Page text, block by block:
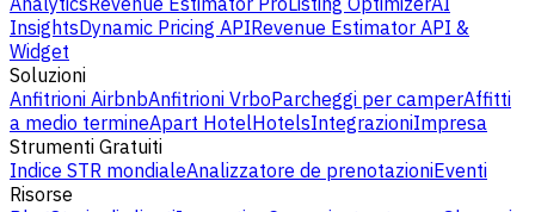
InsightsDynamic Pricing APIRevenue Estimator API &
Widget
Soluzioni
Anfitrioni AirbnbAnfitrioni VrboParcheggi per camperAffitti
a medio termineApart HotelHotelsIntegrazioniImpresa
Strumenti Gratuiti
Indice STR mondialeAnalizzatore de prenotazioniEventi
Risorse